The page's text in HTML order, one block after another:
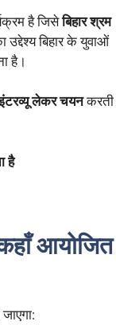
है जिसेबिहार श्रम
उद्देश्य बिहार के युवाओं
है।
लेकर चयनकरती
है
आयोजित